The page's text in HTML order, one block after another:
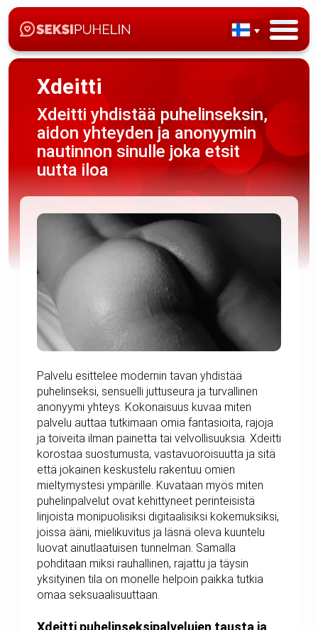
Xdeitti
Xdeitti yhdistää puhelinseksin,
aidon yhteyden ja anonyymin
nautinnon sinulle joka etsit
uutta iloa
Palvelu esittelee modernin tavan yhdistää
puhelinseksi, sensuelli juttuseura ja turvallinen
anonyymi yhteys. Kokonaisuus kuvaa miten
palvelu auttaa tutkimaan omia fantasioita, rajoja
ja toiveita ilman painetta tai velvollisuuksia. Xdeitti
korostaa suostumusta, vastavuoroisuutta ja sitä
että jokainen keskustelu rakentuu omien
mieltymystesi ympärille. Kuvataan myös miten
puhelinpalvelut ovat kehittyneet perinteisistä
linjoista monipuolisiksi digitaalisiksi kokemuksiksi,
joissa ääni, mielikuvitus ja läsnä oleva kuuntelu
luovat ainutlaatuisen tunnelman. Samalla
pohditaan miksi rauhallinen, rajattu ja täysin
yksityinen tila on monelle helpoin paikka tutkia
omaa seksuaalisuuttaan.
Xdeitti puhelinseksipalvelujen tausta ja